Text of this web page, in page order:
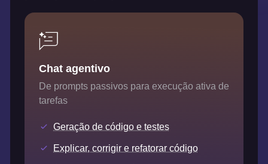
Chat agentivo
De prompts passivos para execução ativa de
tarefas
Geração de código e testes
Explicar, corrigir e refatorar código